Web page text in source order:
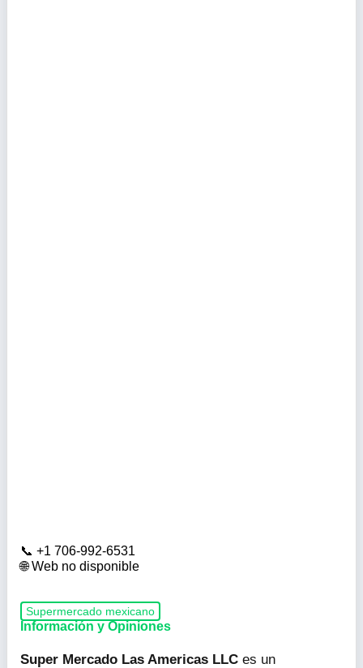
+1 706-992-6531
Web no disponible
Supermercado mexicano
Información y Opiniones
Super Mercado Las Americas LLC es un